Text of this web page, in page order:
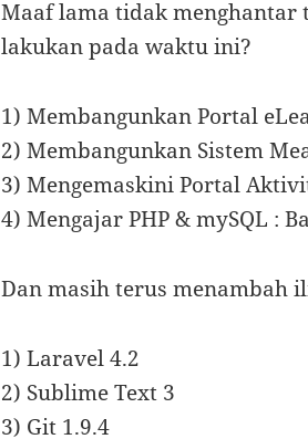
Maaf lama tidak menghantar
lakukan pada waktu ini?
1) Membangunkan Portal
2) Membangunkan Sistem
3) Mengemaskini Portal
4) Mengajar PHP & mySQL :
Dan masih terus menambah
1) Laravel 4.2
2) Sublime Text 3
3) Git 1.9.4